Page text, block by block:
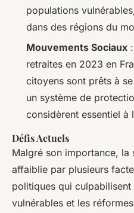
populations
dans des régions du
Mouvements Sociaux
retraites en 2023 en
citoyens sont prêts à
un système de
considèrent essentiel à
Défis Actuels
Malgré son importance, la
affaiblie par plusieurs
politiques qui
vulnérables et les